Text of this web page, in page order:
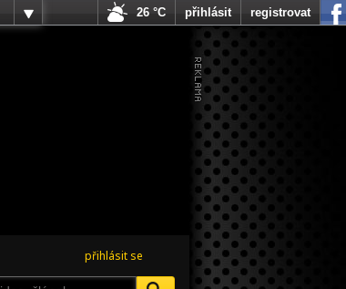
přihlásit se
26 °C přihlásit registrovat